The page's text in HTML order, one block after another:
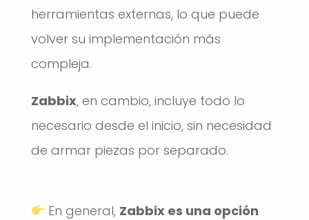
herramientas externas, lo que puede
volver su implementación más
compleja.
Zabbix, en cambio, incluye todo lo
necesario desde el inicio, sin necesidad
de armar piezas por separado.
En general, Zabbix es una opción